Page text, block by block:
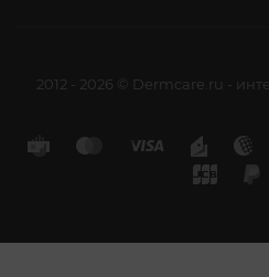
2012 - 2026 © Dermcare.ru -